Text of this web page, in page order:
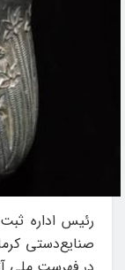
رئیس اداره